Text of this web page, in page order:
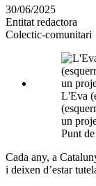
en
altres
xarxes
socials
30/06/2025
Entitat redactora
Colectic-comunitari
L'Eva
un
Punt
Cada any, a
i deixen d’estar